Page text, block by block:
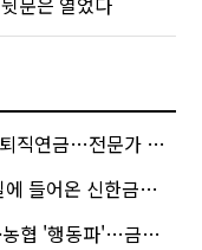
금…전문가 조언은
어온 신한금융 AI
파'…금감원 '신중모드'